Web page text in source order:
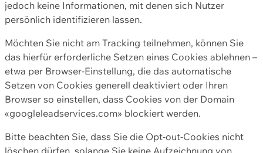
jedoch keine Informationen, mit denen sich Nutzer
persönlich identifizieren lassen.
Möchten Sie nicht am Tracking teilnehmen, können Sie
das hierfür erforderliche Setzen eines Cookies ablehnen –
etwa per Browser-Einstellung, die das automatische
Setzen von Cookies generell deaktiviert oder Ihren
Browser so einstellen, dass Cookies von der Domain
«googleleadservices.com» blockiert werden.
Bitte beachten Sie, dass Sie die Opt-out-Cookies nicht